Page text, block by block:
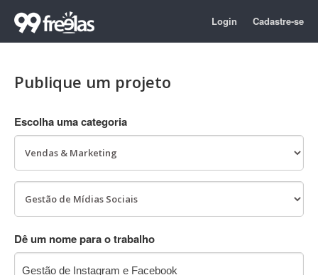
Login Cadastre-se
Publique um projeto
Escolha uma categoria
Dê um nome para o trabalho